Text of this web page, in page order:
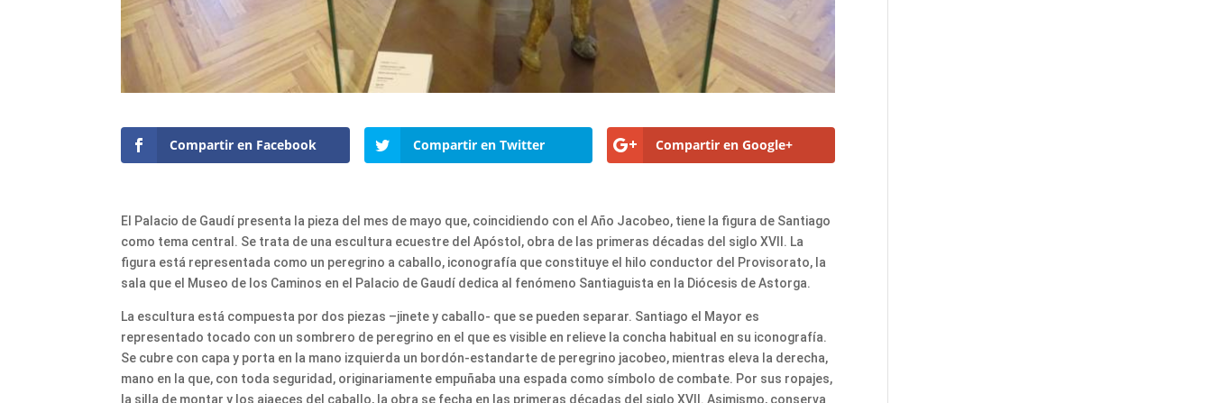
Compartir en Facebook Compartir en Twitter Compartir en Google+
El Palacio de Gaudí presenta la pieza del mes de mayo que, coincidiendo con el Año Jacobeo, tiene la figura de Santiago
como tema central. Se trata de una escultura ecuestre del Apóstol, obra de las primeras décadas del siglo XVII. La
figura está representada como un peregrino a caballo, iconografía que constituye el hilo conductor del Provisorato, la
sala que el Museo de los Caminos en el Palacio de Gaudí dedica al fenómeno Santiaguista en la Diócesis de Astorga.
La escultura está compuesta por dos piezas –jinete y caballo- que se pueden separar. Santiago el Mayor es
representado tocado con un sombrero de peregrino en el que es visible en relieve la concha habitual en su iconografía.
Se cubre con capa y porta en la mano izquierda un bordón-estandarte de peregrino jacobeo, mientras eleva la derecha,
mano en la que, con toda seguridad, originariamente empuñaba una espada como símbolo de combate. Por sus ropajes,
la silla de montar y los ajaeces del caballo, la obra se fecha en las primeras décadas del siglo XVII. Asimismo, conserva